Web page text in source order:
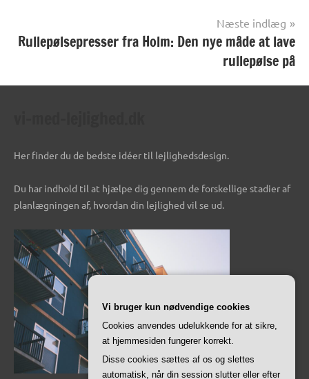
Næste indlæg
Rullepølsepresser fra Holm: Den nye måde at lave
rullepølse på
Her finder du de bedste idéer til lejlighedsdesign.
Du har indhold til at hjælpe dig gennem de forskellige stadier af
planlægningen af, hvordan din lejlighed vil se ud.
Vi bruger kun nødvendige cookies
Cookies anvendes udelukkende for at sikre,
at hjemmesiden fungerer korrekt.
Disse cookies sættes af os og slettes
automatisk, når din session slutter eller efter